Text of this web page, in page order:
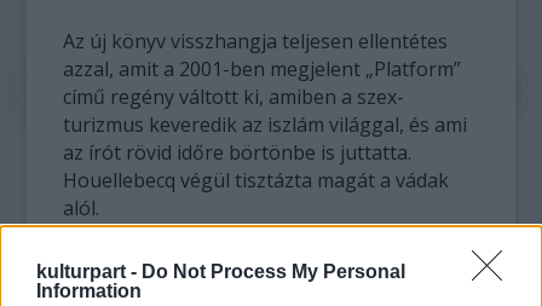
kulturpart - Do Not Process My Personal
Information
Az új könyv visszhangja teljesen ellentétes
azzal, amit a 2001-ben megjelent „Platform”
című regény váltott ki, amiben a szex-
turizmus keveredik az iszlám világgal, és ami
az írót rövid időre börtönbe is juttatta.
Houellebecq végül tisztázta magát a vádak
alól.
Ám hétfőn a Spanyolországban élő író
megint kereszttűzbe került, amikor is a